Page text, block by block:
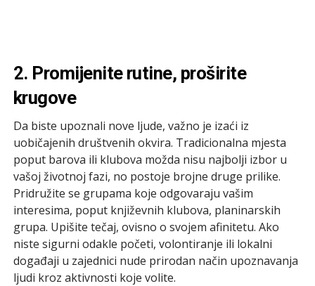
2. Promijenite rutine, proširite
krugove
Da biste upoznali nove ljude, važno je izaći iz
uobičajenih društvenih okvira. Tradicionalna mjesta
poput barova ili klubova možda nisu najbolji izbor u
vašoj životnoj fazi, no postoje brojne druge prilike.
Pridružite se grupama koje odgovaraju vašim
interesima, poput književnih klubova, planinarskih
grupa. Upišite tečaj, ovisno o svojem afinitetu. Ako
niste sigurni odakle početi, volontiranje ili lokalni
događaji u zajednici nude prirodan način upoznavanja
ljudi kroz aktivnosti koje volite.